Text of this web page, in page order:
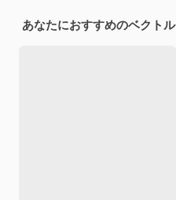
あなたにおすすめのベクトル